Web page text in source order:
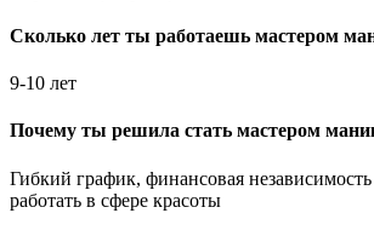
Сколько лет ты работаешь мастером
9-10 лет
Почему ты решила стать мастером
Гибкий график, финансовая
работать в сфере красоты